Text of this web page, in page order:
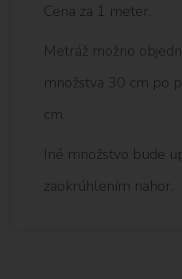
Cena za 1 meter.
Metráž možno
množstva 30 cm po
cm.
Iné množstvo bude
zaokrúhlením nahor.